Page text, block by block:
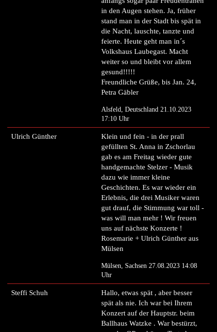
in den Augen stehen. Ja, früher
stand man in der Stadt bis spät in
die Nacht, lauschte, tanzte und
feierte. Heute geht man in´s
Volkshaus Laubegast. Macht
weiter so und bleibt vor allem
gesund!!!!!
Freundliche Grüße, bis Jan. 24,
Petra Gäbler
Alsfeld, Deutschland 21.10.2023
17:10 Uhr
Ulrich Günther
Klein und fein - in der prall
gefüllten St. Anna in Zschorlau
gab es am Freitag wieder gute
handgemachte Stelzer - Musik
dazu wie immer kleine
Geschichten. Es war wieder ein
Erlebnis, die drei Musiker waren
gut drauf, die Stimmung war toll -
was will man mehr ! Wir freuen
uns auf nächste Konzerte !
Rosemarie + Ulrich Günther aus
Mülsen
Mülsen, Sachsen 27.08.2023 14:08
Uhr
Steffi Schuh
Hallo, etwas spät , aber besser
spät als nie. Ich war bei Ihrem
Konzert auf der Hauptstr. beim
Ballhaus Watzke . War bestürzt,